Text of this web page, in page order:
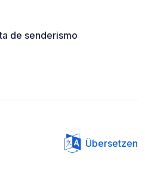
de senderismo
Übersetzen